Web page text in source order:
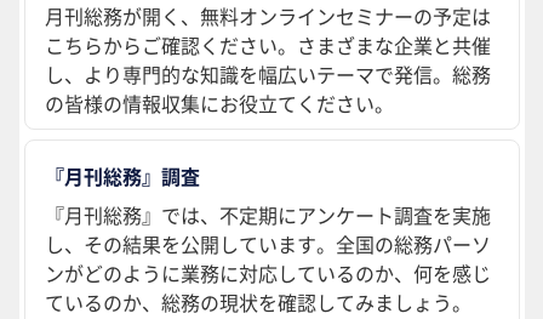
月刊総務が開く、無料オンラインセミナーの予定は
こちらからご確認ください。さまざまな企業と共催
し、より専門的な知識を幅広いテーマで発信。総務
の皆様の情報収集にお役立てください。
『月刊総務』調査
『月刊総務』では、不定期にアンケート調査を実施
し、その結果を公開しています。全国の総務パーソ
ンがどのように業務に対応しているのか、何を感じ
ているのか、総務の現状を確認してみましょう。